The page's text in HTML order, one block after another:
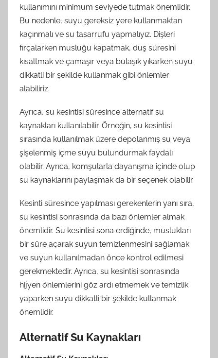
kullanımını minimum seviyede tutmak önemlidir.
Bu nedenle, suyu gereksiz yere kullanmaktan
kaçınmalı ve su tasarrufu yapmalıyız. Dişleri
fırçalarken musluğu kapatmak, duş süresini
kısaltmak ve çamaşır veya bulaşık yıkarken suyu
dikkatli bir şekilde kullanmak gibi önlemler
alabiliriz.
Ayrıca, su kesintisi süresince alternatif su
kaynakları kullanılabilir. Örneğin, su kesintisi
sırasında kullanılmak üzere depolanmış su veya
şişelenmiş içme suyu bulundurmak faydalı
olabilir. Ayrıca, komşularla dayanışma içinde olup
su kaynaklarını paylaşmak da bir seçenek olabilir.
Kesinti süresince yapılması gerekenlerin yanı sıra,
su kesintisi sonrasında da bazı önlemler almak
önemlidir. Su kesintisi sona erdiğinde, muslukları
bir süre açarak suyun temizlenmesini sağlamak
ve suyun kullanılmadan önce kontrol edilmesi
gerekmektedir. Ayrıca, su kesintisi sonrasında
hijyen önlemlerini göz ardı etmemek ve temizlik
yaparken suyu dikkatli bir şekilde kullanmak
önemlidir.
Alternatif Su Kaynakları